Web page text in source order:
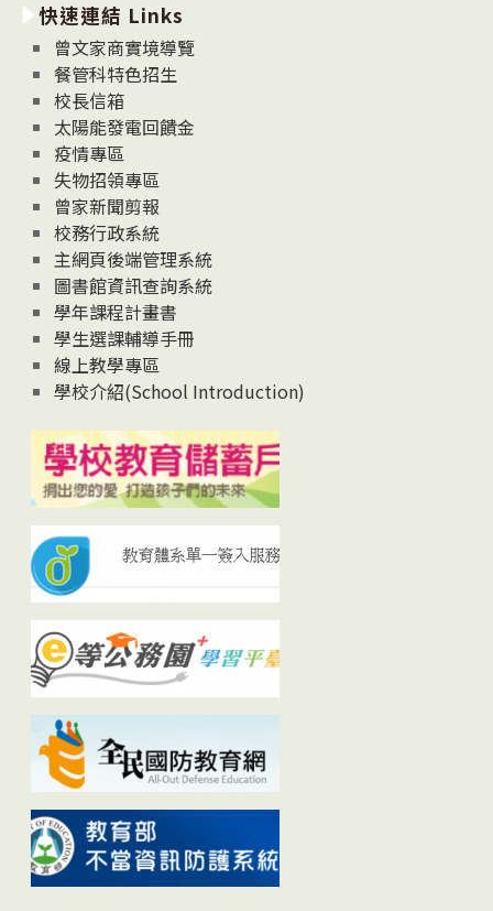
消
息
News
快速連結 Links
曾文家商實境導覽
餐管科特色招生
校長信箱
太陽能發電回饋金
疫情專區
失物招領專區
曾家新聞剪報
校務行政系統
主網頁後端管理系統
圖書館資訊查詢系統
學年課程計畫書
學生選課輔導手冊
線上教學專區
學校介紹(School Introduction)